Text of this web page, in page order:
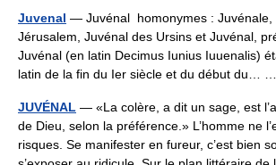
Juvenal — Juvénal homonymes : Juvénale,
Jérusalem, Juvénal des Ursins et Juvénal,
Juvénal (en latin Decimus Iunius Iuuenalis)
latin de la fin du Ier siècle et du début du…
JUVÉNAL — «La colère, a dit un sage, est
de Dieu, selon la préférence.» L’homme ne
risques. Se manifester en fureur, c’est bien